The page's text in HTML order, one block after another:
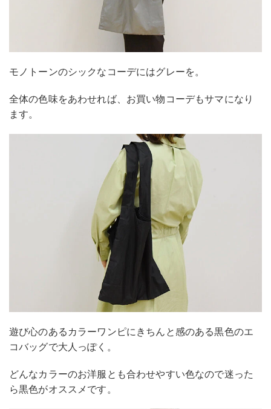
モノトーンのシックなコーデにはグレーを。
全体の色味をあわせれば、お買い物コーデもサマになり
ます。
遊び心のあるカラーワンピにきちんと感のある黒色のエ
コバッグで大人っぽく。
どんなカラーのお洋服とも合わせやすい色なので迷った
ら黒色がオススメです。